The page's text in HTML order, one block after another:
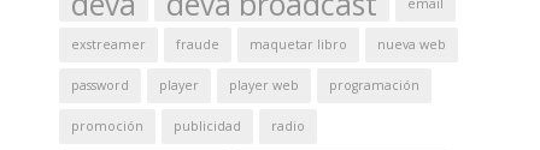
email
exstreamer fraude maquetar libro nueva web
password player player web programación
promoción publicidad radio